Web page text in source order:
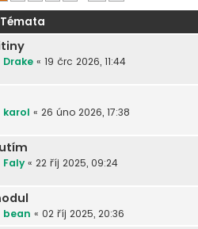
t
Témata
Drake « 19 črc 2026, 11:44
karol « 26 úno 2026, 17:38
Faly « 22 říj 2025, 09:24
bean « 02 říj 2025, 20:36